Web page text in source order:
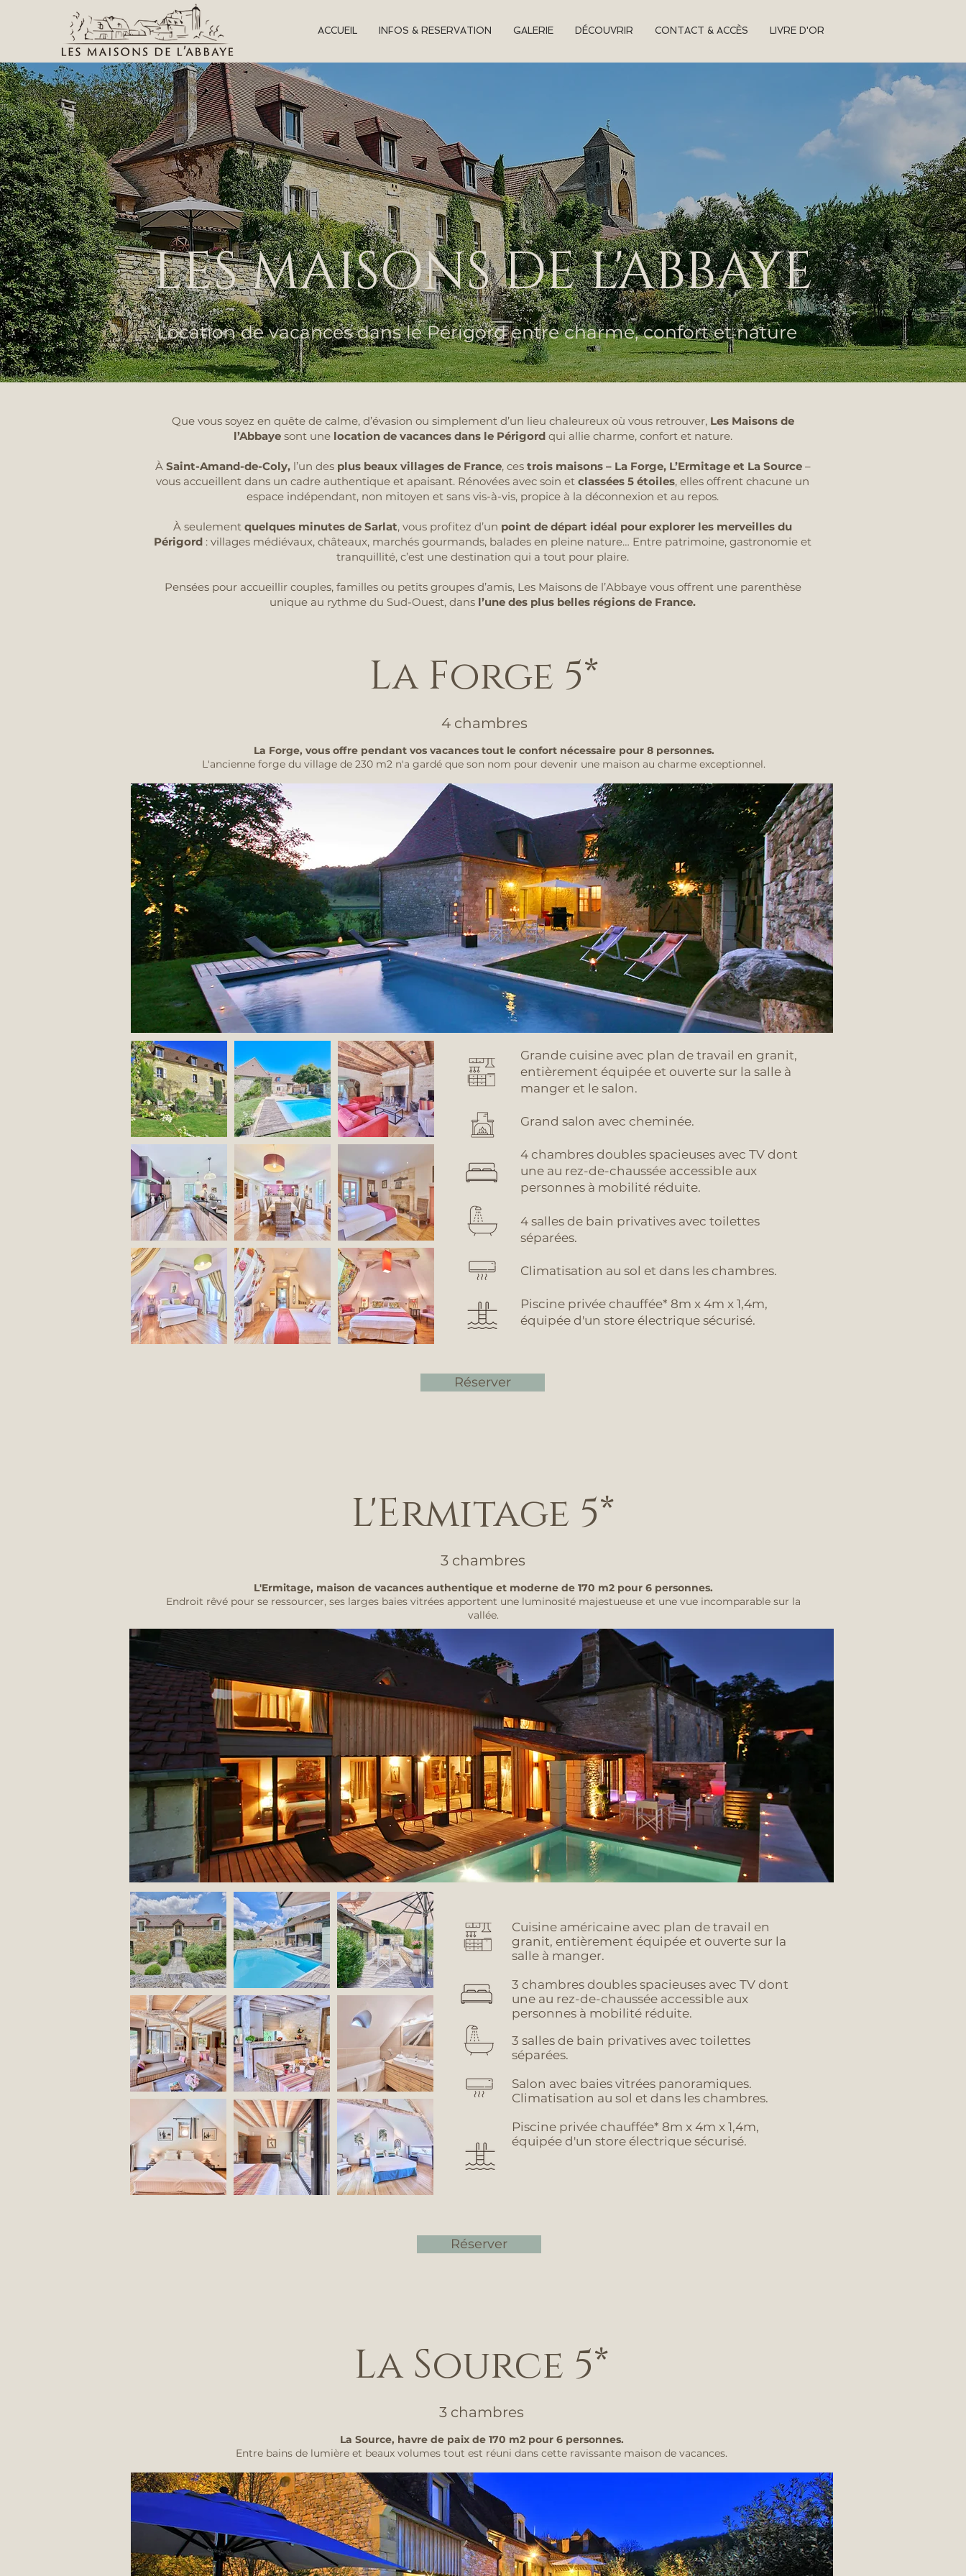
ACCUEIL INFOS & RESERVATION GALERIE DÉCOUVRIR CONTACT & ACCÈS LIVRE D'OR
LES MAISONS DE L'ABBAYE
Location de vacances dans le Périgord entre charme, confort et nature
Que vous soyez en quête de calme, d’évasion ou simplement d’un lieu chaleureux où vous retrouver, Les Maisons de
l’Abbaye sont unelocation de vacances dans le Périgordqui allie charme, confort et nature.
À Saint-Amand-de-Coly,l’un des plus beaux villages de France, ces trois maisons – La Forge, L’Ermitage et La Source–
vous accueillent dans un cadre authentique et apaisant. Rénovées avec soin et classées 5 étoiles, elles offrent chacune un
espace indépendant, non mitoyen et sans vis-à-vis, propice à la déconnexion et au repos.
À seulement quelques minutes de Sarlat, vous profitez d’un point de départ idéal pour explorer les merveilles du
Périgord : villages médiévaux, châteaux, marchés gourmands, balades en pleine nature… Entre patrimoine, gastronomie et
tranquillité, c’est une destination qui a tout pour plaire.
Pensées pour accueillir couples, familles ou petits groupes d’amis, Les Maisons de l’Abbaye vous offrent une parenthèse
unique au rythme du Sud-Ouest, dans l’une des plus belles régions de France.
La Forge 5*
4 chambres
La Forge, vous offre pendant vos vacances tout le confort nécessaire pour 8 personnes.
L'ancienne forge du village de 230 m2 n'a gardé que son nom pour devenir une maison au charme exceptionnel.
Grande cuisine avec plan de travail en granit,
entièrement équipée et ouverte sur la salle à
manger et le salon.
Grand salon avec cheminée.
4 chambres doubles spacieuses avec TV dont
une au rez-de-chaussée accessible aux
personnes à mobilité réduite.
4 salles de bain privatives avec toilettes
séparées.
Climatisation au sol et dans les chambres.
Piscine privée chauffée* 8m x 4m x 1,4m,
équipée d'un store électrique sécurisé.
Réserver
L'Ermitage 5*
3 chambres
L'Ermitage, maison de vacances authentique et moderne de 170 m2 pour 6 personnes.
Endroit rêvé pour se ressourcer, ses larges baies vitrées apportent une luminosité majestueuse et une vue incomparable sur la
vallée.
Cuisine américaine avec plan de travail en
granit, entièrement équipée et ouverte sur la
salle à manger.
3 chambres doubles spacieuses avec TV dont
une au rez-de-chaussée accessible aux
personnes à mobilité réduite.
3 salles de bain privatives avec toilettes
séparées.
Salon avec baies vitrées panoramiques.
Climatisation au sol et dans les chambres.
Piscine privée chauffée* 8m x 4m x 1,4m,
équipée d'un store électrique sécurisé.
Réserver
La Source 5*
3 chambres
La Source, havre de paix de 170 m2 pour 6 personnes.
Entre bains de lumière et beaux volumes tout est réuni dans cette ravissante maison de vacances.